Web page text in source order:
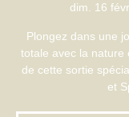
dim. 16 févr.
Plongez dans une
totale avec la nature
de cette sortie